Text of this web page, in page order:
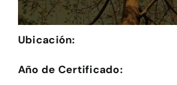
Herramientas
Credenciales
Ubicación:
Año de Certificado: